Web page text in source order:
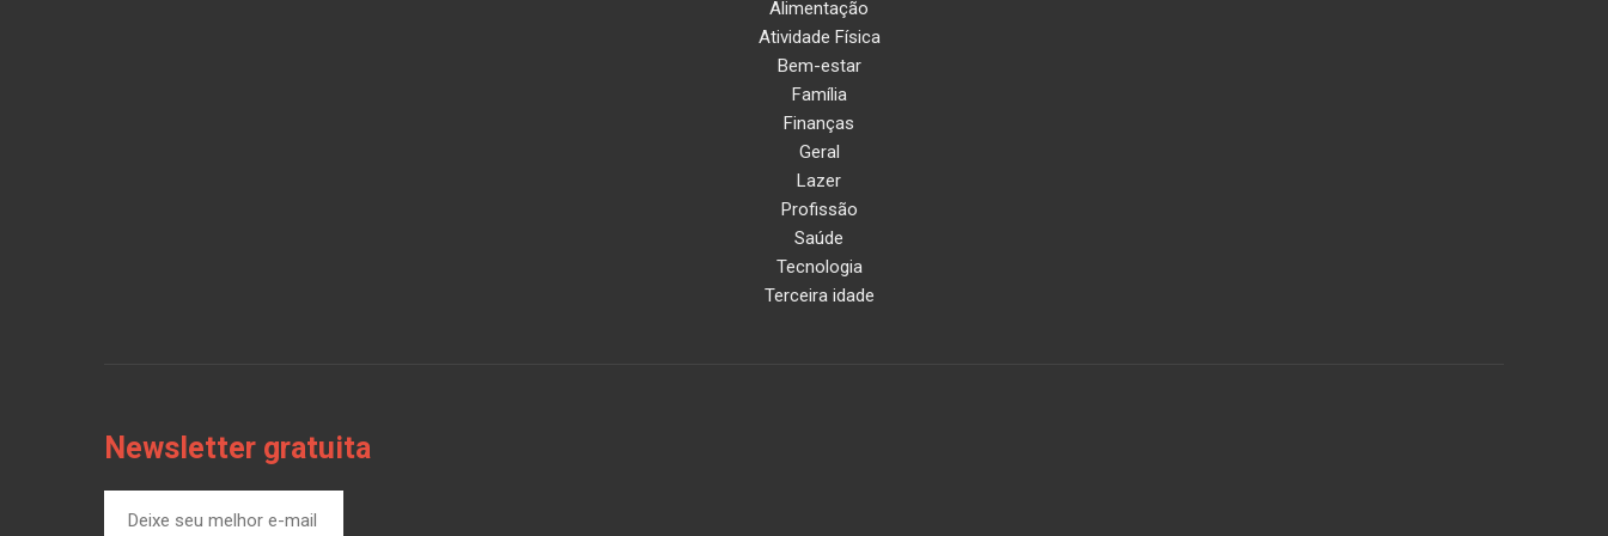
Alimentação
Atividade Física
Bem-estar
Família
Finanças
Geral
Lazer
Profissão
Saúde
Tecnologia
Terceira idade
Newsletter gratuita